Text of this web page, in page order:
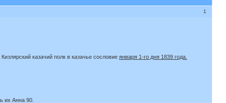
1
казачий полк в казачье сословие января 1-го дня 1839 года.
их Анна 90.